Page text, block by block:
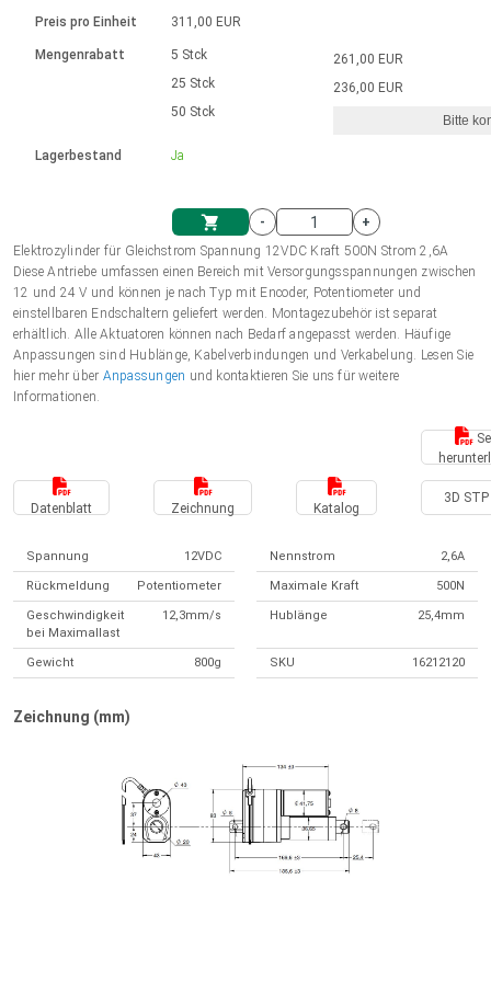
Einheitssystem
Einkaufswagen
Hubmagnete
230 - 50 Hz | 110 - 60 Hz
Drehzahlregelung für die AIS-Serie
Bürstenlose Gleichstrommotoren
mit Planetengetriebe und internem
Ø 28-42| 1-1400 rpm | <= 290Ncm
Bürstenlose DC Motor Controller
Gleichstrommotoren mit
Schneckengetriebe und Bürsten
Ø43-124mm | 31-425rpm | ≤ 41Nm
Treiber für Gleichstrommotoren mit
Synchron-Asynchron | für 1-4 Elektrozylinder
Synchron-Asynchron | für 1-4 Elektrozylinder
Français (EUR)
Polski (EUR)
Norsk (NOK)
Suomi (EUR)
Preis pro Einheit
Mengenrabatt
Lagerbestand
311,00 EUR
5 Stck
25 Stck
50 Stck
Ja
261,00 EUR
236,00 EUR
Bitte
-
+
Elektrozylinder für Gleichstrom Spannung 12VDC Kraft 500N Strom 2,6A
Diese Antriebe umfassen einen Bereich mit Versorgungsspannungen zwischen
12 und 24 V und können je nach Typ mit Encoder, Potentiometer und
einstellbaren Endschaltern geliefert werden. Montagezubehör ist separat
erhältlich. Alle Aktuatoren können nach Bedarf angepasst werden. Häufige
Anpassungen sind Hublänge, Kabelverbindungen und Verkabelung. Lesen Sie
hier mehr über Anpassungen und kontaktieren Sie uns für weitere
Informationen.
Datenblatt Zeichnung Katalog
3D STP
Spannung 12VDC Nennstrom 2,6A
Rückmeldung Potentiometer Maximale Kraft 500N
Geschwindigkeit
bei Maximallast
12,3mm/s Hublänge 25,4mm
Gewicht 800g SKU 16212120
Zeichnung (mm)